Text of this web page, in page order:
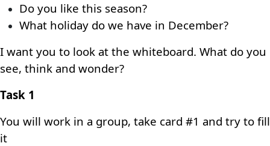
Do you like this season?
What holiday do we have in December?
I want you to look at the whiteboard. What do you
see, think and wonder?
Task 1
You will work in a group, take card #1 and try to fill
it